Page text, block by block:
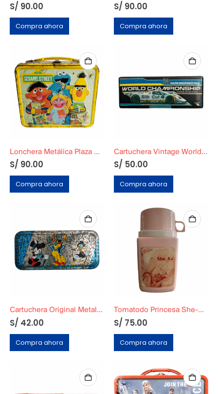
S/ 90.00
Compra ahora
S/ 90.00
Compra ahora
Lonchera Metálica Plaza Sésamo
S/ 90.00
Compra ahora
Cartuchera Vintage World Championship
S/ 50.00
Compra ahora
Cartuchera Original Metalica de Disney
S/ 42.00
Compra ahora
Tomatodo Princesa She-Ra Ochentero
S/ 75.00
Compra ahora